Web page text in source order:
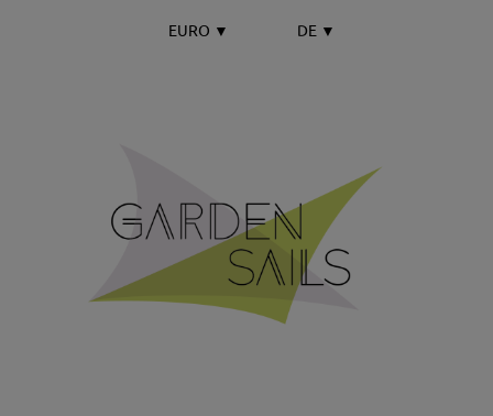
EURO ▼ DE ▼